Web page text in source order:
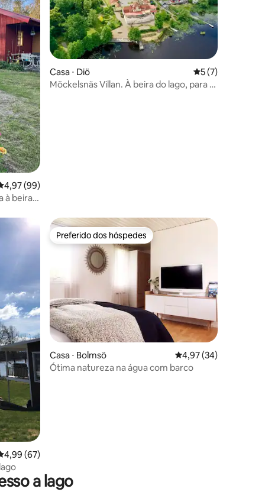
de uma avaliação média de 5, 99 avaliações
4,97 (99)
à beira
Casa ⋅ Diö 5 de uma
5 (7)
Möckelsnäs Villan. À beira do lago, para 12
de uma avaliação média de 5, 67 avaliações
4,99 (67)
Preferido dos hóspedes
Preferido dos hóspedes
Casa ⋅ Bolmsö 4,97 de uma
4,97 (34)
Ótima natureza na água com barco
a lago